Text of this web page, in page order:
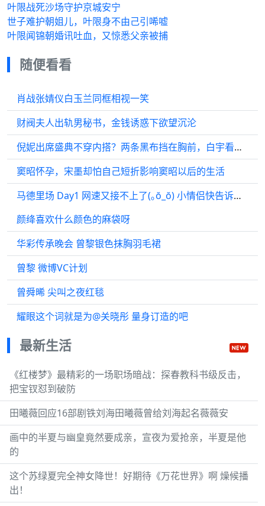
叶限战死沙场守护京城安宁
世子难护朝姐儿，叶限身不由己引唏嘘
叶限闻锦朝婚讯吐血，又惊悉父亲被捕
随便看看
肖战张婧仪白玉兰同框相视一笑
财阀夫人出轨男秘书，金钱诱惑下欲望沉沦
倪妮出席盛典不穿内搭？两条黑布挡在胸前，白宇看见眼睛都离不开
窦昭怀孕，宋墨却怕自己短折影响窦昭以后的生活
马德里场 Day1 网速又接不上了(｡ŏ_ŏ) 小情侣快告诉我 这是什么梗？
颜绛喜欢什么颜色的麻袋呀
华彩传承晚会 曾黎银色抹胸羽毛裙
曾黎 微博VC计划
曾舜晞 尖叫之夜红毯
耀眼这个词就是为@关晓彤 量身订造的吧
最新生活
《红楼梦》最精彩的一场职场暗战：探春教科书级反击，
把宝钗怼到破防
田曦薇回应16部剧铁刘海田曦薇曾给刘海起名薇薇安
画中的半夏与幽皇竟然要成亲，宣夜为爱抢亲，半夏是他
的
这个苏绿夏完全神女降世！好期待《万花世界》啊 燥候播
出！